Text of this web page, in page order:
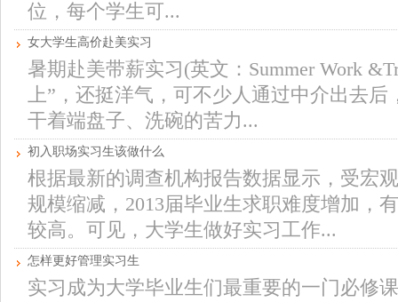
位，每个学生可...
女大学生高价赴美实习
暑期赴美带薪实习(英文：Summer Work
上”，还挺洋气，可不少人通过中介出去
干着端盘子、洗碗的苦力...
初入职场实习生该做什么
根据最新的调查机构报告数据显示，受宏
规模缩减，2013届毕业生求职难度增加，
较高。可见，大学生做好实习工作...
怎样更好管理实习生
实习成为大学毕业生们最重要的一门必修